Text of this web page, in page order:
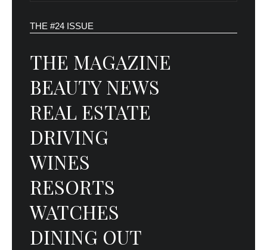
THE #24 ISSUE
THE MAGAZINE
BEAUTY NEWS
REAL ESTATE
DRIVING
WINES
RESORTS
WATCHES
DINING OUT